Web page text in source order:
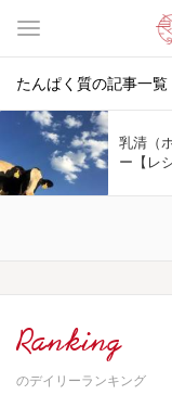
たんぱく質の記事一覧
乳清（
ー【レ
Ranking
のデイリーランキング